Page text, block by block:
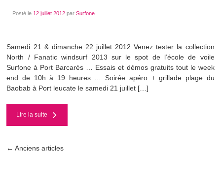
Posté le 12 juillet 2012par Surfone
Samedi 21 & dimanche 22 juillet 2012 Venez tester la collection
North / Fanatic windsurf 2013 sur le spot de l’école de voile
Surfone à Port Barcarès … Essais et démos gratuits tout le week
end de 10h à 19 heures … Soirée apéro + grillade plage du
Baobab à Port leucate le samedi 21 juillet […]
Lire la suite
← Anciens articles